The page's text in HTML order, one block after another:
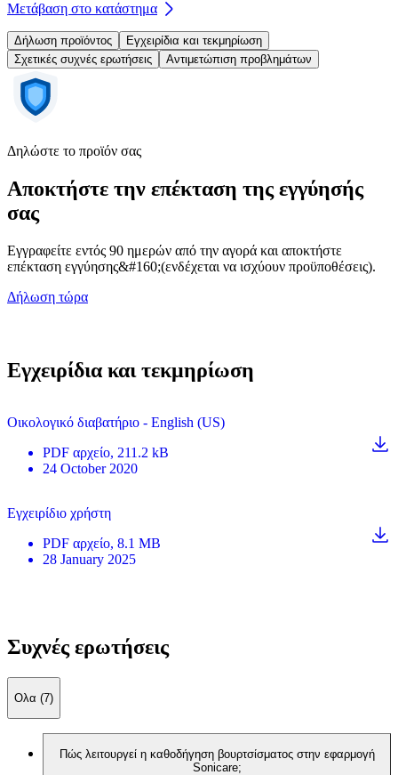
Μετάβαση στο κατάστημα
Δήλωση προϊόντος
Εγχειρίδια και τεκμηρίωση
Σχετικές συχνές ερωτήσεις
Αντιμετώπιση προβλημάτων
Δηλώστε το προϊόν σας
Αποκτήστε την επέκταση της εγγύησής
σας
Εγγραφείτε εντός 90 ημερών από την αγορά και αποκτήστε
επέκταση εγγύησης&#160;(ενδέχεται να ισχύουν προϋποθέσεις).
Δήλωση τώρα
Εγχειρίδια και τεκμηρίωση
Οικολογικό διαβατήριο - English (US)
PDF αρχείο, 211.2 kB
24 October 2020
Εγχειρίδιο χρήστη
PDF αρχείο, 8.1 MB
28 January 2025
Συχνές ερωτήσεις
Ολα (7)
Πώς λειτουργεί η καθοδήγηση βουρτσίσματος στην εφαρμογή
Sonicare;